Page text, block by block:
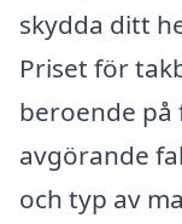
skydda ditt
Priset för
beroende på
avgörande
och typ av